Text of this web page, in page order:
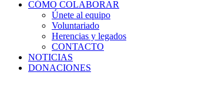
CÓMO COLABORAR
Únete al equipo
Voluntariado
Herencias y legados
CONTACTO
NOTICIAS
DONACIONES